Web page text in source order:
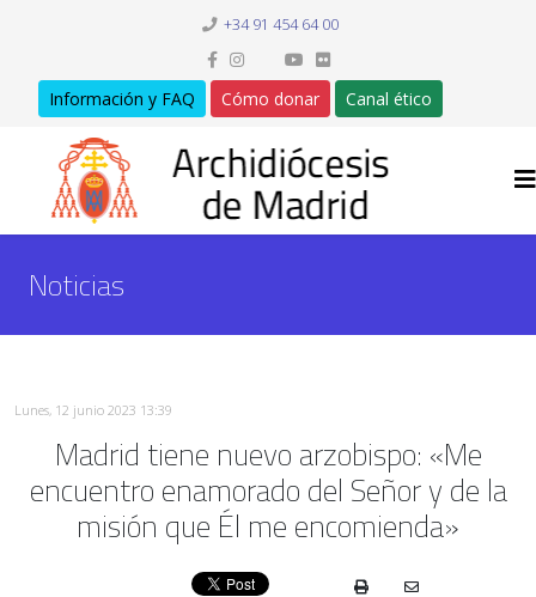
+34 91 454 64 00
Información y FAQ Cómo donar Canal ético
Noticias
Lunes, 12 junio 2023 13:39
Madrid tiene nuevo arzobispo: «Me
encuentro enamorado del Señor y de la
misión que Él me encomienda»